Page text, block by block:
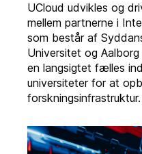
UCloud udvikles og
mellem partnerne i
som består af
Universitet og
en langsigtet fælles
universiteter for at
forskningsinfrastruktur.